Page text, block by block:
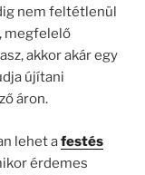
nem feltétlenül
megfelelő
akkor akár egy
újítani
áron.
lehet afestés
érdemes